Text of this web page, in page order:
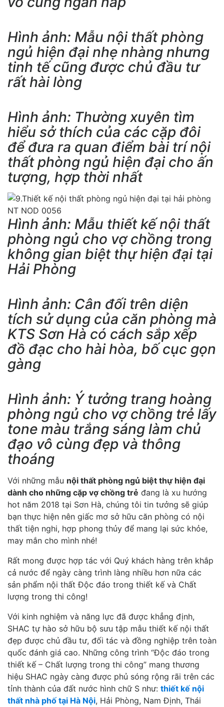
Hình ảnh: Mẫu nội thất phòng
ngủ hiện đại nhẹ nhàng nhưng
tinh tế cũng được chủ đầu tư
rất hài lòng
Hình ảnh: Thường xuyên tìm
hiểu sở thích của các cặp đôi
để đưa ra quan điểm bài trí nội
thất phòng ngủ hiện đại cho ấn
tượng, hợp thời nhất
Hình ảnh: Mẫu thiết kế nội thất
phòng ngủ cho vợ chồng trong
không gian biệt thự hiện đại tại
Hải Phòng
Hình ảnh: Cân đối trên diện
tích sử dụng của căn phòng mà
KTS Sơn Hà có cách sắp xếp
đồ đạc cho hài hòa, bố cục gọn
gàng
Hình ảnh: Ý tưởng trang hoàng
phòng ngủ cho vợ chồng trẻ lấy
tone màu trắng sáng làm chủ
đạo vô cùng đẹp và thông
thoáng
Với những mẫu nội thất phòng ngủ biệt thự hiện đại
dành cho những cặp vợ chồng trẻ đang là xu hướng
hot năm 2018 tại Sơn Hà, chúng tôi tin tưởng sẽ giúp
bạn thực hiện nên giấc mơ sở hữu căn phòng có nội
thất tiện nghi, hợp phong thủy để mang lại sức khỏe,
may mắn cho mình nhé!
Rất mong được hợp tác với Quý khách hàng trên khắp
cả nước để ngày càng trình làng nhiều hơn nữa các
sản phẩm nội thất Độc đáo trong thiết kế và Chất
lượng trong thi công!
Với kinh nghiệm và năng lực đã được khẳng định,
SHAC tự hào sở hữu bộ sưu tập mẫu thiết kế nội thất
đẹp được chủ đầu tư, đối tác và đồng nghiệp trên toàn
quốc đánh giá cao. Những công trình “Độc đáo trong
thiết kế – Chất lượng trong thi công” mang thương
hiệu SHAC ngày càng được phủ sóng rộng rãi trên các
tỉnh thành của đất nước hình chữ S như: thiết kế nội
thất nhà phố tại Hà Nội, Hải Phòng, Nam Định, Thái